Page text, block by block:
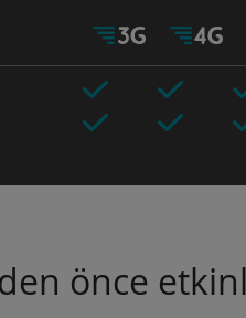
önce